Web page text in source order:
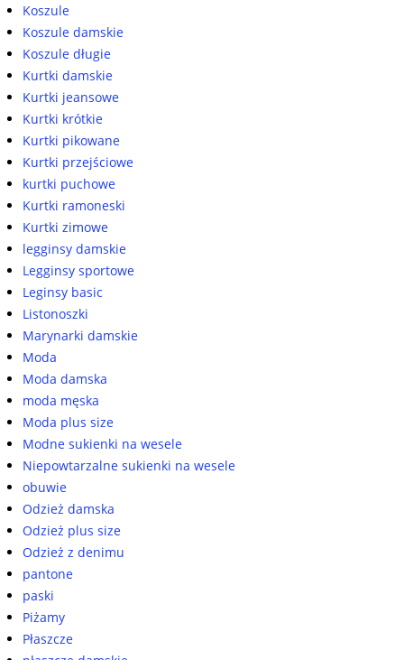
Koszule
Koszule damskie
Koszule długie
Kurtki damskie
Kurtki jeansowe
Kurtki krótkie
Kurtki pikowane
Kurtki przejściowe
kurtki puchowe
Kurtki ramoneski
Kurtki zimowe
legginsy damskie
Legginsy sportowe
Leginsy basic
Listonoszki
Marynarki damskie
Moda
Moda damska
moda męska
Moda plus size
Modne sukienki na wesele
Niepowtarzalne sukienki na wesele
obuwie
Odzież damska
Odzież plus size
Odzież z denimu
pantone
paski
Piżamy
Płaszcze